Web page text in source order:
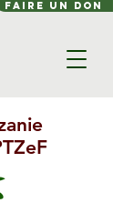
FAIRE UN DON